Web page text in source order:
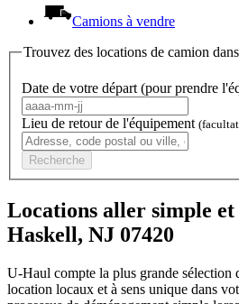
Camions à vendre
Trouvez des locations de camion
Date de votre départ (pour prendre
Lieu de retour de l'équipement
Recherche
Locations aller simple
Haskell, NJ 07420
U-Haul compte la plus grande sélection
location locaux et à sens unique dans